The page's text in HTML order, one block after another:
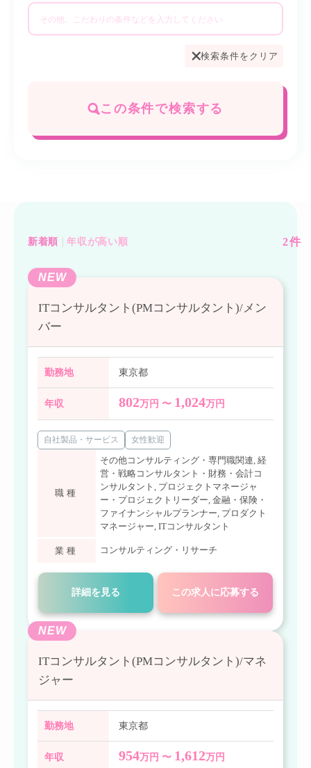
検索条件をクリア
この条件で検索する
2件
新着順 年収が高い順
NEW
ITコンサルタント(PMコンサルタント)/メン
バー
勤務地 東京都
年収 802万円 〜 1,024万円
自社製品・サービス 女性歓迎
職種
その他コンサルティング・専門職関連, 経
営・戦略コンサルタント・財務・会計コ
ンサルタント , プロジェクトマネージャ
ー・プロジェクトリーダー, 金融・保険・
ファイナンシャルプランナー, プロダクト
マネージャー, ITコンサルタント
業種 コンサルティング・リサーチ
詳細を見る この求人に応募する
NEW
ITコンサルタント(PMコンサルタント)/マネ
ジャー
勤務地 東京都
年収 954万円 〜 1,612万円